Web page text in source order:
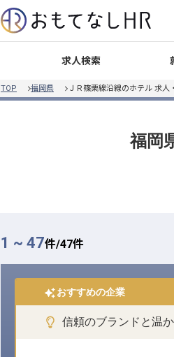
求人検索
TOP 福岡県 ＪＲ篠栗線沿線のホテル 求人
福岡
1 ~ 47件/47件
おすすめの企業
信頼のブランドと温